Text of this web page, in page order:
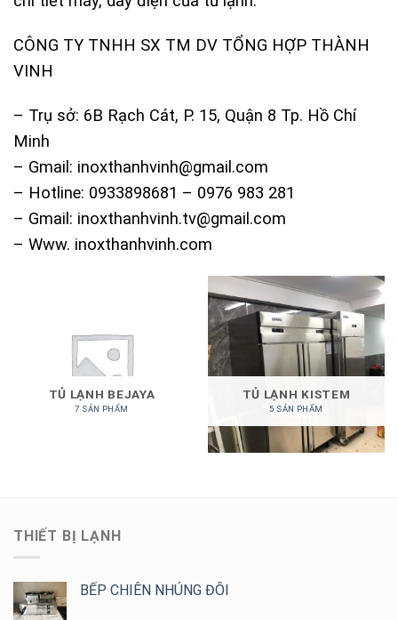
CÔNG TY TNHH SX TM DV TỔNG HỢP THÀNH
VINH
– Trụ sở: 6B Rạch Cát, P. 15, Quận 8 Tp. Hồ Chí
Minh
– Gmail: inoxthanhvinh@gmail.com
– Hotline: 0933898681 – 0976 983 281
– Gmail: inoxthanhvinh.tv@gmail.com
– Www. inoxthanhvinh.com
TỦ LẠNH BEJAYA
7 SẢN PHẨM
TỦ LẠNH KISTEM
5 SẢN PHẨM
THIẾT BỊ LẠNH
BẾP CHIÊN NHÚNG ĐÔI